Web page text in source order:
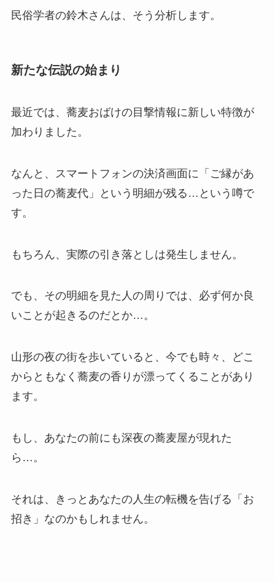
民俗学者の鈴木さんは、そう分析します。
新たな伝説の始まり
最近では、蕎麦おばけの目撃情報に新しい特徴が
加わりました。
なんと、スマートフォンの決済画面に「ご縁があ
った日の蕎麦代」という明細が残る…という噂で
す。
もちろん、実際の引き落としは発生しません。
でも、その明細を見た人の周りでは、必ず何か良
いことが起きるのだとか…。
山形の夜の街を歩いていると、今でも時々、どこ
からともなく蕎麦の香りが漂ってくることがあり
ます。
もし、あなたの前にも深夜の蕎麦屋が現れた
ら…。
それは、きっとあなたの人生の転機を告げる「お
招き」なのかもしれません。